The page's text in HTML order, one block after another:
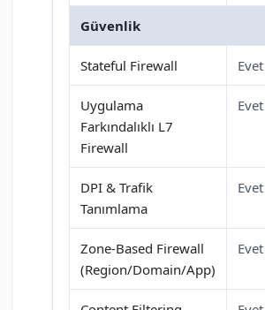
Güvenlik
Stateful Firewall Evet
Uygulama
Farkındalıklı L7
Firewall
Evet
DPI & Trafik
Tanımlama
Evet
Zone-Based Firewall
(Region/Domain/App)
Evet